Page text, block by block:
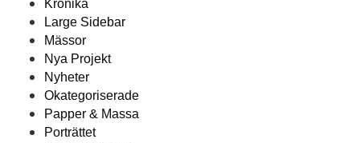
Krönika
Large Sidebar
Mässor
Nya Projekt
Nyheter
Okategoriserade
Papper & Massa
Porträttet